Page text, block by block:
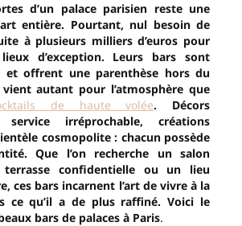
d’un palace parisien reste une
entière. Pourtant, nul besoin de
à plusieurs milliers d’euros pour
d’exception. Leurs bars sont
et offrent une parenthèse hors du
autant pour l’atmosphère que
de haute volée. Décors
service irréprochable, créations
cosmopolite : chacun possède
Que l’on recherche un salon
confidentielle ou un lieu
ces bars incarnent l’art de vivre à la
ce qu’il a de plus raffiné. Voici le
bars de palaces à Paris.